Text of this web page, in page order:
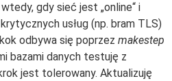
gdy sieć jest „online“ i
usług (np. bram TLS)
odbywa się poprzez makestep
bazami danych testuję z
jest tolerowany. Aktualizuję